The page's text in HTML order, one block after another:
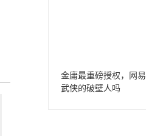
金庸最重磅授权，网
武侠的破壁人吗